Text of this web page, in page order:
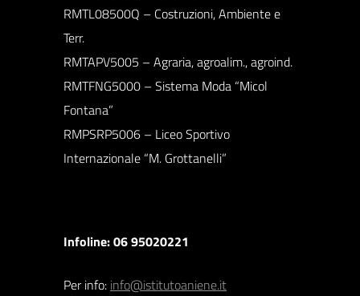
RMTL08500Q – Costruzioni, Ambiente e
Terr.
RMTAPV5005 – Agraria, agroalim., agroind.
RMTFNG5000 – Sistema Moda “Micol
Fontana”
RMPSRP5006 – Liceo Sportivo
Internazionale “M. Grottanelli”
Infoline: 06 95020221
Per info: info@istitutoaniene.it